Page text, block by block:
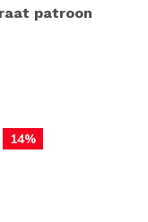
patroon
14%